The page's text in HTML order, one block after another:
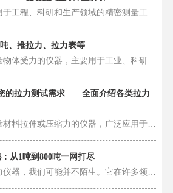
、推拉力、拉力表等
拉力计是一种用于测量物体受力的仪器，主要用于工业、科研、教育和其他领域中。各种型号的拉力计可以测量不同范围的拉力，例如1-10吨的拉力计、推拉力计、拉力表等。拉力计在工业领域起着至关重要的作用，帮助用户准确测量和监测物体的……
的拉力测试需求——全面介绍各类拉力
拉力计是一种用于测量材料拉伸或压缩力的仪器，广泛应用于工程、制造、科研等领域。不同型号的拉力计能够满足不同范围的测试需求，从1吨到800吨，甚至更大的拉力计都能找到相应的型号。 1吨到100吨的拉力计适用于精细的材料测试，如金……
从1吨到800吨一网打尽